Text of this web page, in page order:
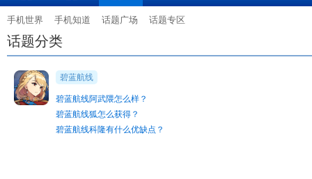
手机世界 手机知道 话题广场 话题专区
话题分类
碧蓝航线
碧蓝航线阿武隈怎么样？
碧蓝航线狐怎么获得？
碧蓝航线科隆有什么优缺点？